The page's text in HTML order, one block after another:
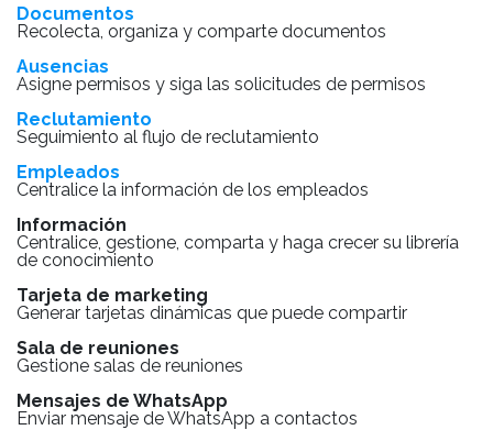
Documentos
Recolecta, organiza y comparte documentos
Ausencias
Asigne permisos y siga las solicitudes de permisos
Reclutamiento
Seguimiento al flujo de reclutamiento
Empleados
Centralice la información de los empleados
Información
Centralice, gestione, comparta y haga crecer su librería
de conocimiento
Tarjeta de marketing
Generar tarjetas dinámicas que puede compartir
Sala de reuniones
Gestione salas de reuniones
Mensajes de WhatsApp
Enviar mensaje de WhatsApp a contactos